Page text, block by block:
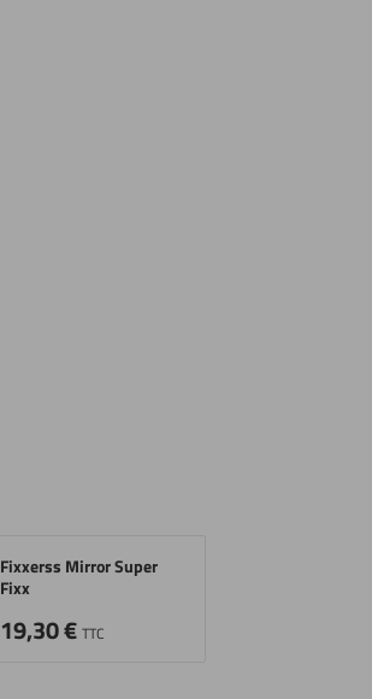
Fixxerss Mirror Super
Fixx
19,30€ TTC